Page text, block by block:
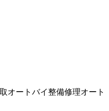
オートバイ整備修理オート